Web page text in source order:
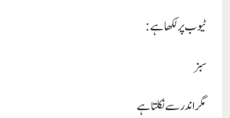
ٹیوب پر لکھا ہے:
سبز
مگر اندر سے نکلتا ہے